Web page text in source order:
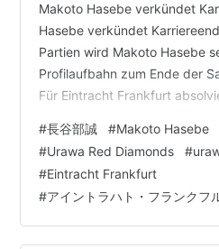
Makoto Hasebe verkündet
Hasebe verkündet
Partien wird Makoto Hasebe
Profilaufbahn zum Ende der
Für Eintracht Frankfurt
https://t.co/
#長谷部誠 #Makoto Hasebe
#Urawa Red Diamonds #
#Eintracht Frankfurt
#アイントラハト・フランクフ